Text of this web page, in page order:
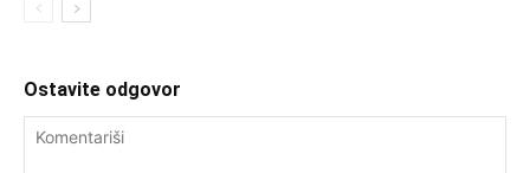
Ostavite odgovor